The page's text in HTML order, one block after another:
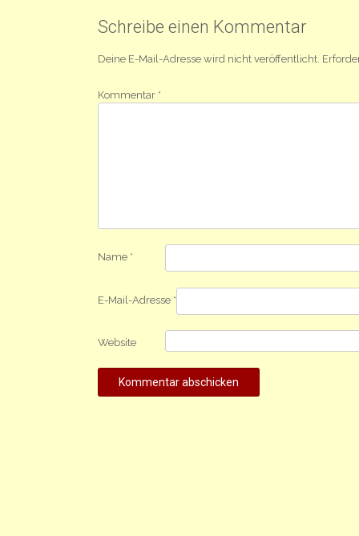
Navigation
Schreibe einen Kommentar
Deine E-Mail-Adresse wird nicht veröffentlicht.
Kommentar *
Name *
E-Mail-Adresse *
Website